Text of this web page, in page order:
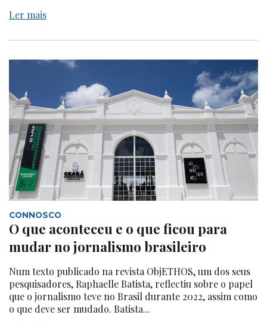
Ler mais
CONNOSCO
O que aconteceu e o que ficou para
mudar no jornalismo brasileiro
Num texto publicado na revista ObjETHOS, um dos seus
pesquisadores, Raphaelle Batista, reflectiu sobre o papel
que o jornalismo teve no Brasil durante 2022, assim como
o que deve ser mudado. Batista...